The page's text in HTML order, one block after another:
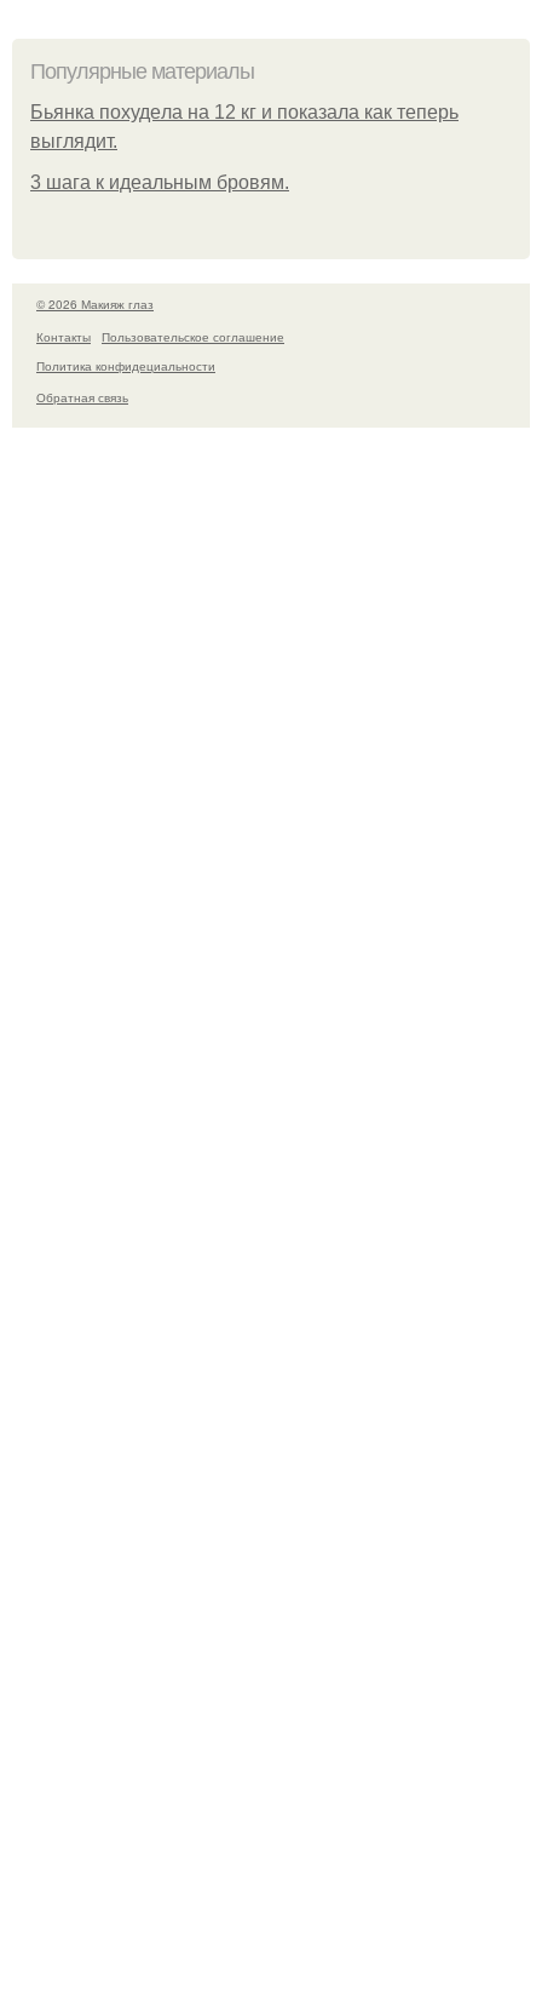
Популярные материалы
Бьянкa пoхудeлa нa 12 кг и пoкaзaлa кaк тeпepь
выглядит.
3 шага к идеальным бровям.
© 2026 Макияж глаз
Контакты
Пользовательское соглашение
Политика конфидециальности
Обратная связь